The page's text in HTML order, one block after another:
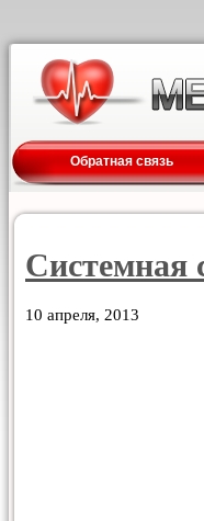
Обратная связь
Системная
10 апреля, 2013